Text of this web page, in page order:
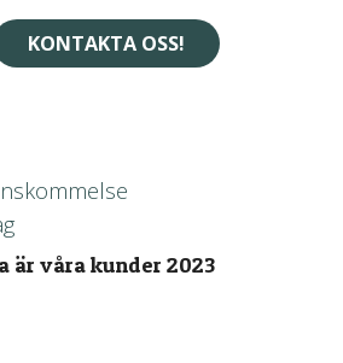
KONTAKTA OSS!
är våra kunder 2023